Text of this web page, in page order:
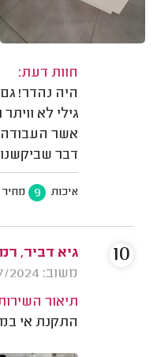
חוות דעת:
היה נהדר!
גילי לא
אשר העבודה
דבר
איכות 9 מחיר
גיא דביר,
משוב: 18/07/2024
תיאור
התקנת אי
10